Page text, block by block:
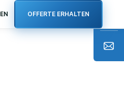
EN OFFERTE ERHALTEN